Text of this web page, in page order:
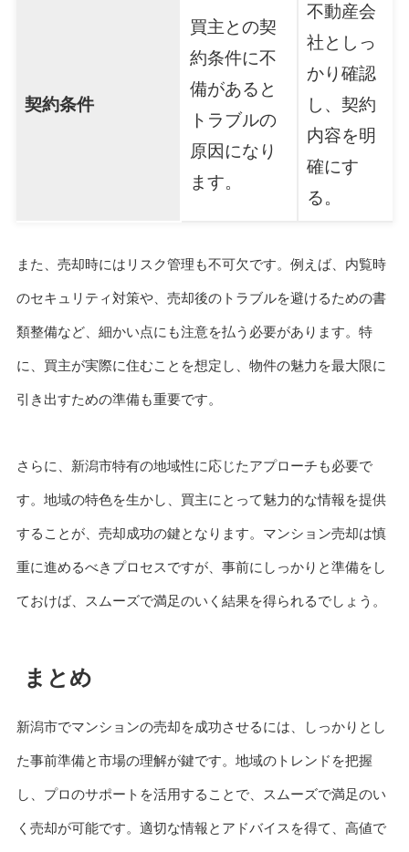
契約条件
買主との契
約条件に不
備があると
トラブルの
原因になり
ます。
不動産会
社としっ
かり確認
し、契約
内容を明
確にす
る。
また、売却時にはリスク管理も不可欠です。例えば、内覧時
のセキュリティ対策や、売却後のトラブルを避けるための書
類整備など、細かい点にも注意を払う必要があります。特
に、買主が実際に住むことを想定し、物件の魅力を最大限に
引き出すための準備も重要です。
さらに、新潟市特有の地域性に応じたアプローチも必要で
す。地域の特色を生かし、買主にとって魅力的な情報を提供
することが、売却成功の鍵となります。マンション売却は慎
重に進めるべきプロセスですが、事前にしっかりと準備をし
ておけば、スムーズで満足のいく結果を得られるでしょう。
まとめ
新潟市でマンションの売却を成功させるには、しっかりとし
た事前準備と市場の理解が鍵です。地域のトレンドを把握
し、プロのサポートを活用することで、スムーズで満足のい
く売却が可能です。適切な情報とアドバイスを得て、高値で